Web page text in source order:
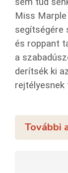
Miss
segítségére
és roppant
a
derítsék ki
További